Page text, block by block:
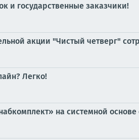
и государственные заказчики!
акции "Чистый четверг"
Легко!
на системной